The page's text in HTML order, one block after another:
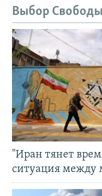
Выбор Свободы
"Иран тянет
ситуация между